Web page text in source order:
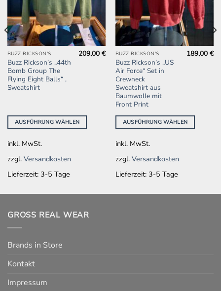
BUZZ RICKSON'S
Buzz Rickson’s „44th
Bomb Group The
Flying Eight Balls“ ,
Sweatshirt
209,00€
AUSFÜHRUNG WÄHLEN
Dieses
Produkt
weist
mehrere
Die
Optionen
auf
der
Produktseite
gewählt
inkl. MwSt.
zzgl. Versandkosten
Lieferzeit: 3-5 Tage
BUZZ RICKSON'S
Buzz Rickson’s „US
Air Force“ Set in
Crewneck
Sweatshirt aus
Baumwolle mit
Front Print
189,00€
AUSFÜHRUNG WÄHLEN
Dieses
Produkt
weist
mehrere
Varianten
auf.
Die
Optionen
auf
der
Produktseite
gewählt
inkl. MwSt.
zzgl. Versandkosten
Lieferzeit: 3-5 Tage
GROSS REAL WEAR
Brands in Store
Kontakt
Impressum